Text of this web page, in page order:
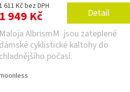
611 Kč bez DPH
1 949 Kč
Detail
Maloja AlbrismM jsou zateplené
dámské cyklistické kaltohy do
chladnějšího počasí.